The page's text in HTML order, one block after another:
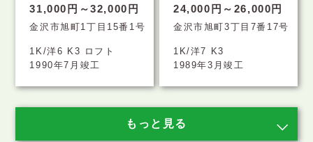
31,000円～32,000円
金沢市旭町1丁目15番1号
1K/洋6 K3 ロフト
1990年7月竣工
24,000円～26,000円
金沢市旭町3丁目7番17号
1K/洋7 K3
1989年3月竣工